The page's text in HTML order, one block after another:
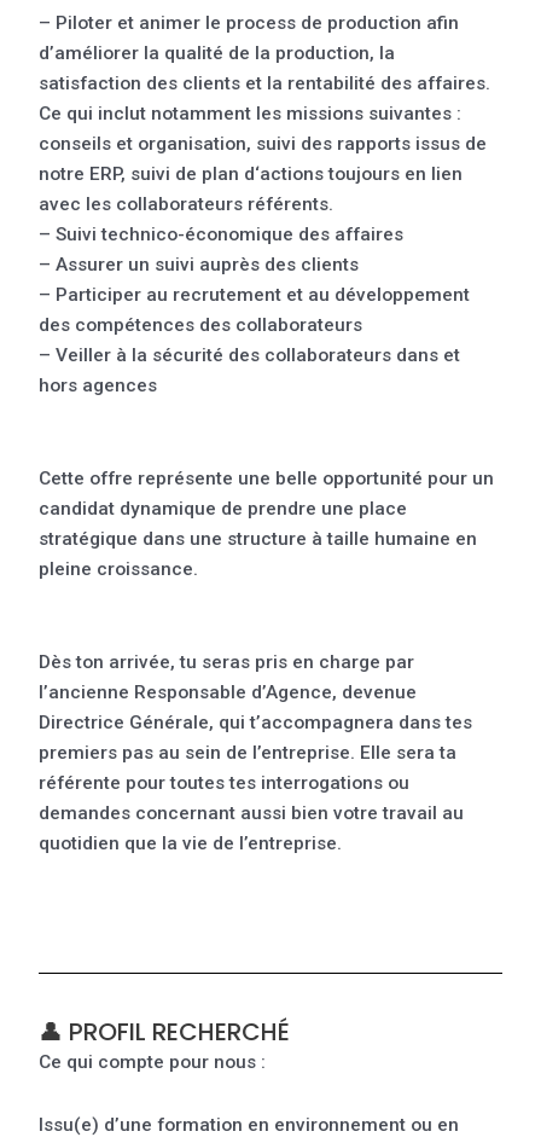
– Piloter et animer le process de production afin
d’améliorer la qualité de la production, la
satisfaction des clients et la rentabilité des affaires.
Ce qui inclut notamment les missions suivantes :
conseils et organisation, suivi des rapports issus de
notre ERP, suivi de plan d‘actions toujours en lien
avec les collaborateurs référents.
– Suivi technico-économique des affaires
– Assurer un suivi auprès des clients
– Participer au recrutement et au développement
des compétences des collaborateurs
– Veiller à la sécurité des collaborateurs dans et
hors agences
Cette offre représente une belle opportunité pour un
candidat dynamique de prendre une place
stratégique dans une structure à taille humaine en
pleine croissance.
Dès ton arrivée, tu seras pris en charge par
l’ancienne Responsable d’Agence, devenue
Directrice Générale, qui t’accompagnera dans tes
premiers pas au sein de l’entreprise. Elle sera ta
référente pour toutes tes interrogations ou
demandes concernant aussi bien votre travail au
quotidien que la vie de l’entreprise.
👤 PROFIL RECHERCHÉ
Ce qui compte pour nous :
Issu(e) d’une formation en environnement ou en